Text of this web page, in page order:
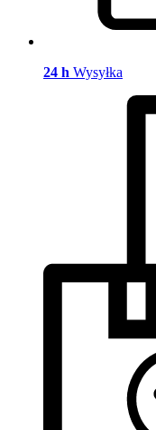
24 h Wysyłka